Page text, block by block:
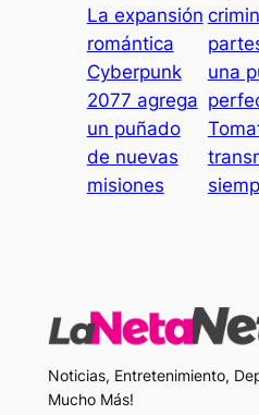
La expansión
romántica
Cyberpunk
2077 agrega
un puñado
de nuevas
misiones
una
Noticias, Entretenimiento,
Mucho Más!